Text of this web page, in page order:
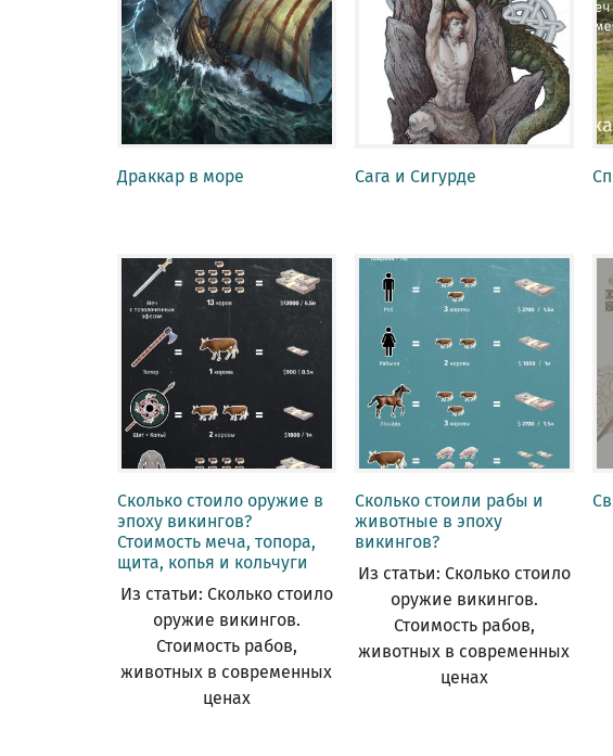
Драккар в море Сага и Сигурде
Сколько стоило оружие в
эпоху викингов?
Стоимость меча, топора,
щита, копья и кольчуги
Из статьи: Сколько стоило
оружие викингов.
Стоимость рабов,
животных в современных
ценах
Сколько стоили рабы и
животные в эпоху
викингов?
Из статьи: Сколько стоило
оружие викингов.
Стоимость рабов,
животных в современных
ценах